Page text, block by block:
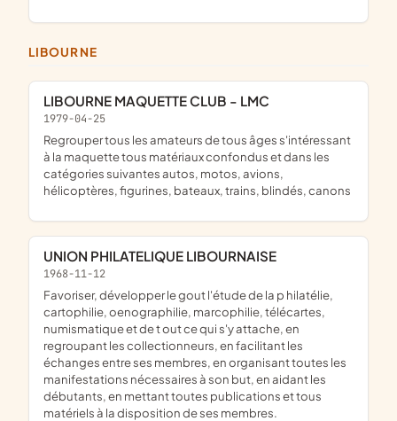
LIBOURNE
LIBOURNE MAQUETTE CLUB - LMC
1979-04-25
Regrouper tous les amateurs de tous âges s'intéressant
à la maquette tous matériaux confondus et dans les
catégories suivantes autos, motos, avions,
hélicoptères, figurines, bateaux, trains, blindés, canons
UNION PHILATELIQUE LIBOURNAISE
1968-11-12
favoriser, développer le gout l'étude de la p hilatélie,
cartophilie, oenographilie, marcophilie, télécartes,
numismatique et de t out ce qui s'y attache, en
regroupant les collectionneurs, en facilitant les
échanges entre ses membres, en organisant toutes les
manifestations nécessaires à son but, en aidant les
débutants, en mettant toutes publications et tous
matériels à la disposition de ses membres.